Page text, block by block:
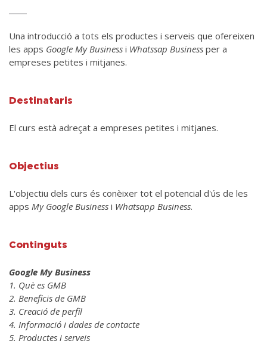
Una introducció a tots els productes i serveis que ofereixen
les apps Google My Business i Whatssap Business per a
empreses petites i mitjanes.
Destinataris
El curs està adreçat a empreses petites i mitjanes.
Objectius
L'objectiu dels curs és conèixer tot el potencial d'ús de les
apps My Google Business i Whatsapp Business.
Continguts
Google My Business
1. Què es GMB
2. Beneficis de GMB
3. Creació de perfil
4. Informació i dades de contacte
5. Productes i serveis